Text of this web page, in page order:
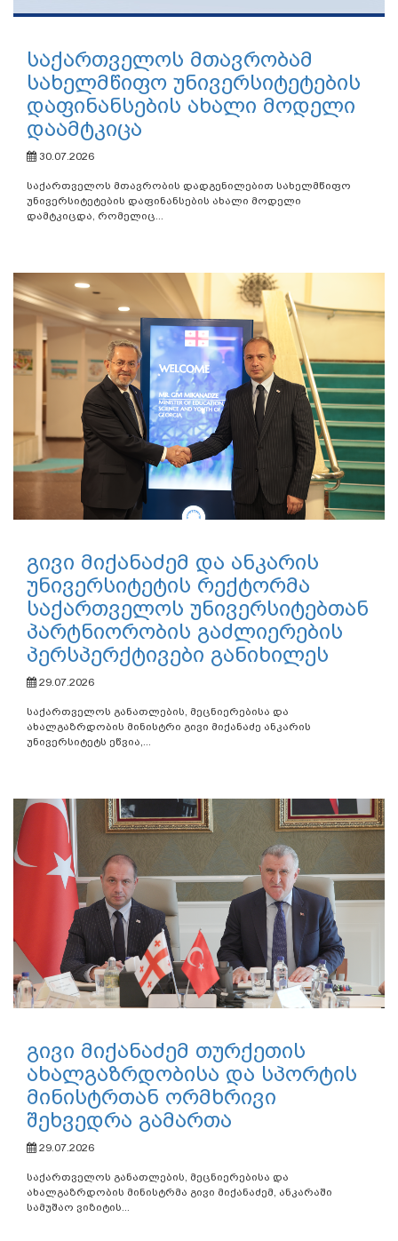
საქართველოს მთავრობამ
სახელმწიფო უნივერსიტეტების
დაფინანსების ახალი მოდელი
დაამტკიცა
30.07.2026
საქართველოს მთავრობის დადგენილებით სახელმწიფო
უნივერსიტეტების დაფინანსების ახალი მოდელი
დამტკიცდა, რომელიც...
გივი მიქანაძემ და ანკარის
უნივერსიტეტის რექტორმა
საქართველოს უნივერსიტებთან
პარტნიორობის გაძლიერების
პერსპერქტივები განიხილეს
29.07.2026
საქართველოს განათლების, მეცნიერებისა და
ახალგაზრდობის მინისტრი გივი მიქანაძე ანკარის
უნივერსიტეტს ეწვია,...
გივი მიქანაძემ თურქეთის
ახალგაზრდობისა და სპორტის
მინისტრთან ორმხრივი
შეხვედრა გამართა
29.07.2026
საქართველოს განათლების, მეცნიერებისა და
ახალგაზრდობის მინისტრმა გივი მიქანაძემ, ანკარაში
სამუშაო ვიზიტის...